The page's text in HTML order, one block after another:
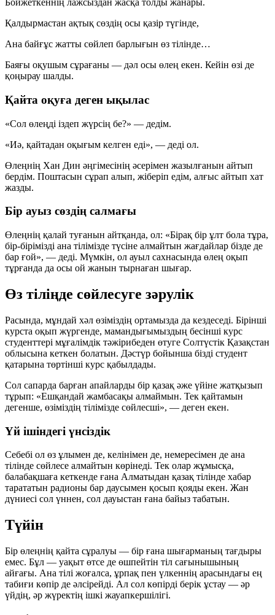
Бойжеткеннің лажсыздан жасқа толды жанары.
Қалдырмастан ақтық сөздің осы қазір түгінде,
Ана байғұс жатты сөйлеп барлығын өз тілінде…
Баяғы оқушым сұрағаны — дәл осы өлең екен. Кейін өзі де
қоңырау шалды.
Қайта оқуға деген ықылас
«Сол өлеңді іздеп жүрсің бе?» — дедім.
«Иә, қайтадан оқығым келген еді», — деді ол.
Өлеңнің Хан Дин әңгімесінің әсерімен жазылғанын айтып
бердім. Поштасын сұрап алып, жіберіп едім, алғыс айтып хат
жазды.
Бір ауыз сөздің салмағы
Өлеңнің қалай туғанын айтқанда, ол: «Бірақ бір ұлт бола тұра,
бір-бірімізді ана тілімізде түсіне алмайтын жағдайлар бізде де
бар ғой», — деді. Мүмкін, ол ауыл сахнасында өлең оқып
тұрғанда да осы ой жанын тырнаған шығар.
Өз тіліңде сөйлесуге зәрулік
Расында, мұндай хәл өзіміздің ортамызда да кездеседі. Бірінші
курста оқып жүргенде, мамандығымыздың бесінші курс
студенттері мұғалімдік тәжірибеден өтуге Солтүстік Қазақстан
облысына кеткен болатын. Дәстүр бойынша бізді студент
қатарына төртінші курс қабылдады.
Сол сапарда барған апайларды бір қазақ әже үйіне жатқызып
тұрып: «Ешқандай жамбасақы алмаймын. Тек қайтамын
дегенше, өзіміздің тілімізде сөйлесші», — деген екен.
Үй ішіндегі үнсіздік
Себебі ол өз ұлымен де, келінімен де, немересімен де ана
тілінде сөйлесе алмайтын көрінеді. Тек олар жұмысқа,
балабақшаға кеткенде ғана Алматыдан қазақ тілінде хабар
тарататын радионы бар даусымен қосып қояды екен. Жан
дүниесі сол үннен, сол дауыстан ғана байыз табатын.
Түйін
Бір өлеңнің қайта сұралуы — бір ғана шығарманың тағдыры
емес. Бұл — уақыт өтсе де өшпейтін тіл сағынышының
айғағы. Ана тілі жоғалса, ұрпақ пен үлкеннің арасындағы ең
табиғи көпір де әлсірейді. Ал сол көпірді берік ұстау — әр
үйдің, әр жүректің ішкі жауапкершілігі.